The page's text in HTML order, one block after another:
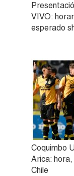
VIVO:
esperado
Coquimbo
Arica:
Chile